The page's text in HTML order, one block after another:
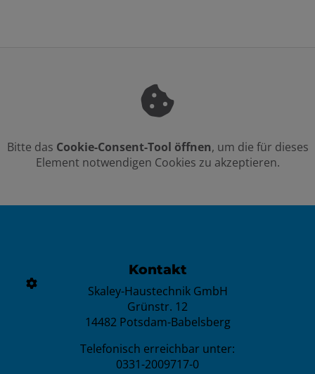
Bitte das Cookie-Consent-Tool öffnen, um die für dieses
Element notwendigen Cookies zu akzeptieren.
Kontakt
Skaley-Haustechnik GmbH
Grünstr. 12
14482 Potsdam-Babelsberg
Telefonisch erreichbar unter:
0331-2009717-0